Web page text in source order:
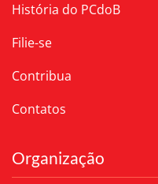
História do PCdoB
Filie-se
Contribua
Contatos
Organização